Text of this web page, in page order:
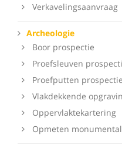
Verkavelingsaanvraag
Archeologie
Boor prospectie
Proefsleuven
Proefputten
Vlakdekkende
Oppervlaktekartering
Opmeten